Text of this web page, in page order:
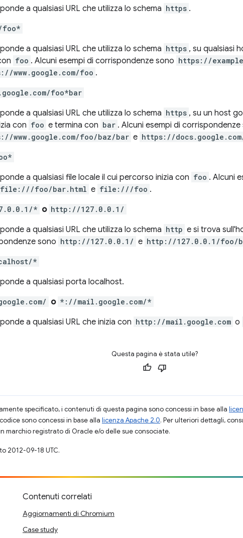
a qualsiasi URL che utilizza lo schema https .
a qualsiasi URL che utilizza lo schema https , su qualsiasi
foo . Alcuni esempi di corrispondenze sono https://
www.google.com/foo .
foo*bar
a qualsiasi URL che utilizza lo schema https , su un host
con foo e termina con bar . Alcuni esempi di corrispondenze
www.google.com/foo/baz/bar e https://
a qualsiasi file locale il cui percorso inizia con foo . Alcuni
file:///foo/bar.html e file:///foo .
* o http://127.0.0.1/
a qualsiasi URL che utilizza lo schema http e si trova
sono http://127.0.0.1/ e http://127.0.0.1/foo/
*
a qualsiasi porta localhost.
o *://mail.google.com/*
a qualsiasi URL che inizia con http://mail.google.com o
Questa pagina è stata utile?
specificato, i contenuti di questa pagina sono concessi in base alla
sono concessi in base alla licenza Apache 2.0. Per ulteriori dettagli,
marchio registrato di Oracle e/o delle sue consociate.
2012-09-18 UTC.
Contenuti correlati
Aggiornamenti di Chromium
Case study